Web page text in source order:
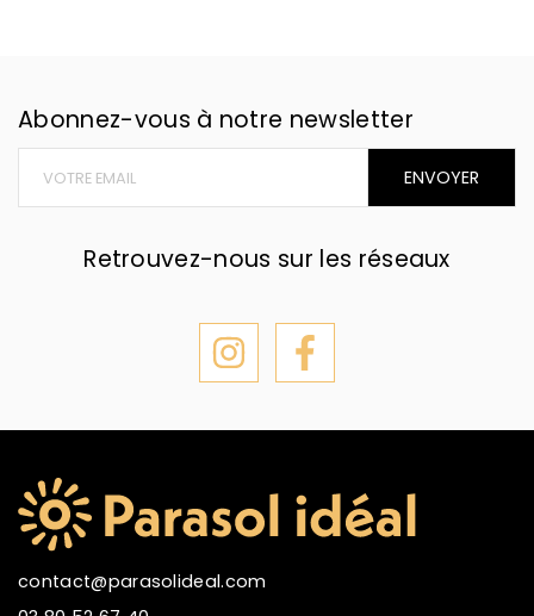
Abonnez-vous à notre newsletter
ENVOYER
Retrouvez-nous sur les réseaux
contact@parasolideal.com